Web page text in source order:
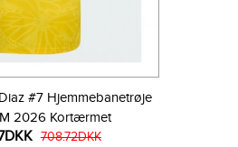
#7 Hjemmebanetrøje
2026 Kortærmet
708.72DKK